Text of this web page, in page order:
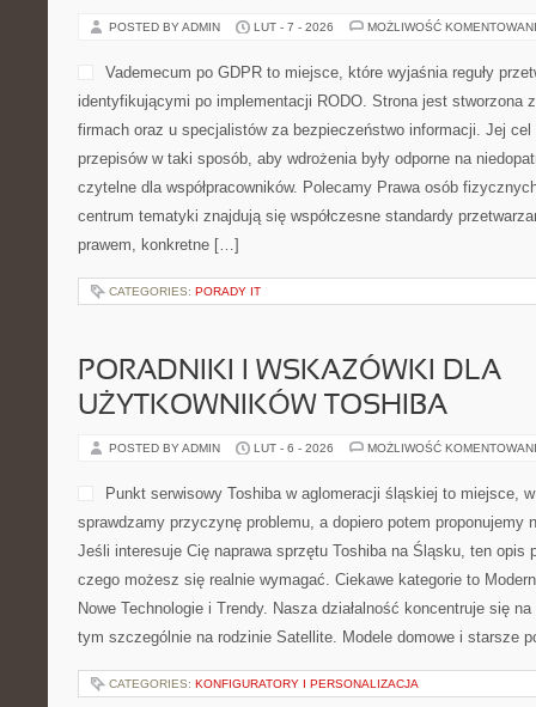
POSTED BY ADMIN LUT - 7 - 2026 MOŻLIWOŚĆ
Vademecum po GDPR to miejsce, które wyjaśnia reguły
identyfikującymi po implementacji RODO. Strona jest stworzona
firmach oraz u specjalistów za bezpieczeństwo informacji. Jej cel
przepisów w taki sposób, aby wdrożenia były odporne na
czytelne dla współpracowników. Polecamy Prawa osób
centrum tematyki znajdują się współczesne standardy
prawem, konkretne […]
CATEGORIES: PORADY IT
PORADNIKI I WSKAZÓWKI DLA
UŻYTKOWNIKÓW TOSHIBA
POSTED BY ADMIN LUT - 6 - 2026 MOŻLIWOŚĆ
Punkt serwisowy Toshiba w aglomeracji śląskiej to miejsce,
sprawdzamy przyczynę problemu, a dopiero potem proponujemy
Jeśli interesuje Cię naprawa sprzętu Toshiba na Śląsku, ten opis
czego możesz się realnie wymagać. Ciekawe kategorie to
Nowe Technologie i Trendy. Nasza działalność koncentruje się
tym szczególnie na rodzinie Satellite. Modele domowe i starsze
CATEGORIES: KONFIGURATORY I PERSONALIZACJA